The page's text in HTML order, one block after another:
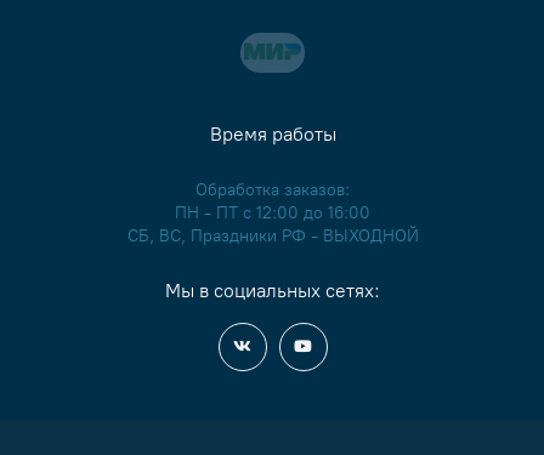
Время работы
Обработка заказов:
ПН - ПТ с 12:00 до 16:00
СБ, ВС, Праздники РФ - ВЫХОДНОЙ
Мы в социальных сетях: